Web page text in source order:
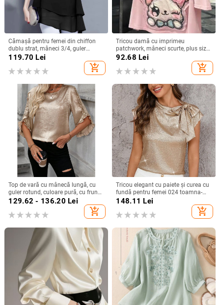
Cămașă pentru femei din chiffon
dublu strat, mâneci 3/4, guler
rotund, croială lejeră, lungime
119.70 Lei
add_shopping_cart
Tricou damă cu imprimeu
patchwork, mâneci scurte, plus size,
croială lejeră, vară 2025
92.68 Lei
add_shopping_cart
Top de vară cu mânecă lungă, cu
guler rotund, culoare pură, cu frunze
de lotus, pentru femei, stil simplu,
Amazon, export transfrontalier
european și american, 2025
129.62 - 136.20 Lei
add_shopping_cart
Tricou elegant cu paiete și curea cu
fundă pentru femei 024 toamna-
iarna nou, mânecă zburătoare,
148.11 Lei
add_shopping_cart